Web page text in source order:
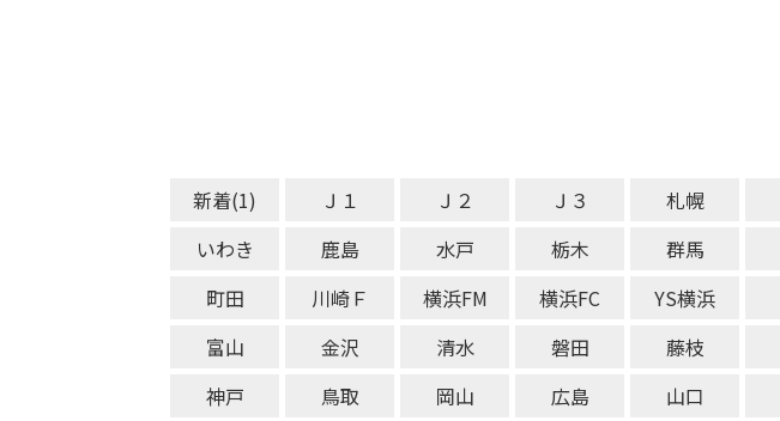
新着(1) Ｊ１ Ｊ２ Ｊ３ 札幌
いわき
鹿島 水戸 栃木 群馬
町田
川崎Ｆ 横浜FM 横浜FC YS横浜
富山
金沢 清水 磐田 藤枝
神戸
鳥取 岡山 広島 山口